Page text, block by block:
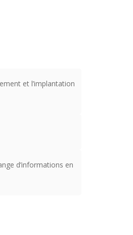
et l’implantation
d’informations en